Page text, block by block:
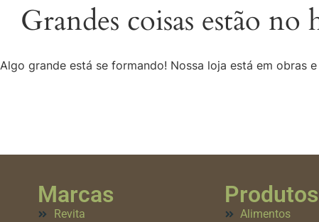
Grandes coisas estão
Algo grande está se formando! Nossa loja está em obras
Marcas
Revita
Produtos
Alimentos